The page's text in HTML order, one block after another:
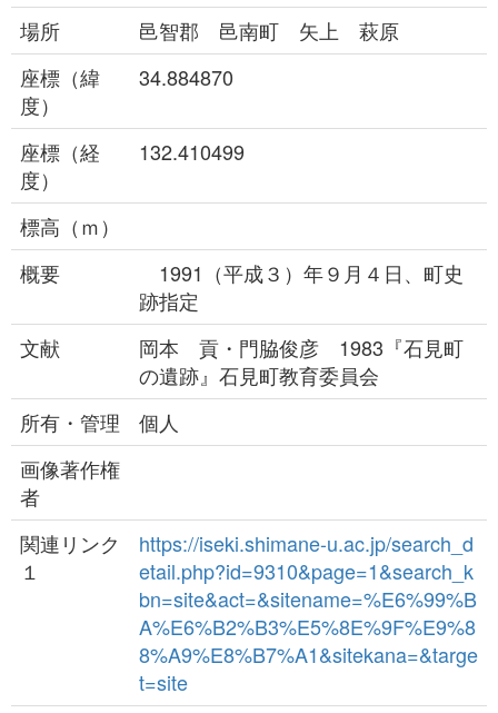
場所
邑智郡 邑南町 矢上 萩原
座標（緯
度）
34.884870
座標（経
度）
132.410499
標高（ｍ）
概要
1991（平成３）年９月４日、町史
跡指定
文献
岡本 貢・門脇俊彦 1983『石見町
の遺跡』石見町教育委員会
所有・管理
個人
画像著作権
者
関連リンク
１
https://iseki.shimane-u.ac.jp/search_d
etail.php?id=9310&page=1&search_k
bn=site&act=&sitename=%E6%99%B
A%E6%B2%B3%E5%8E%9F%E9%8
8%A9%E8%B7%A1&sitekana=&targe
t=site